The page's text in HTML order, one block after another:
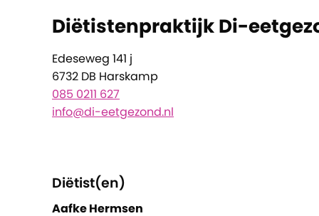
Diëtistenpraktijk Di-
Edeseweg 141 j
6732 DB Harskamp
085 0211 627
info@di-eetgezond.nl
Diëtist(en)
Aafke Hermsen